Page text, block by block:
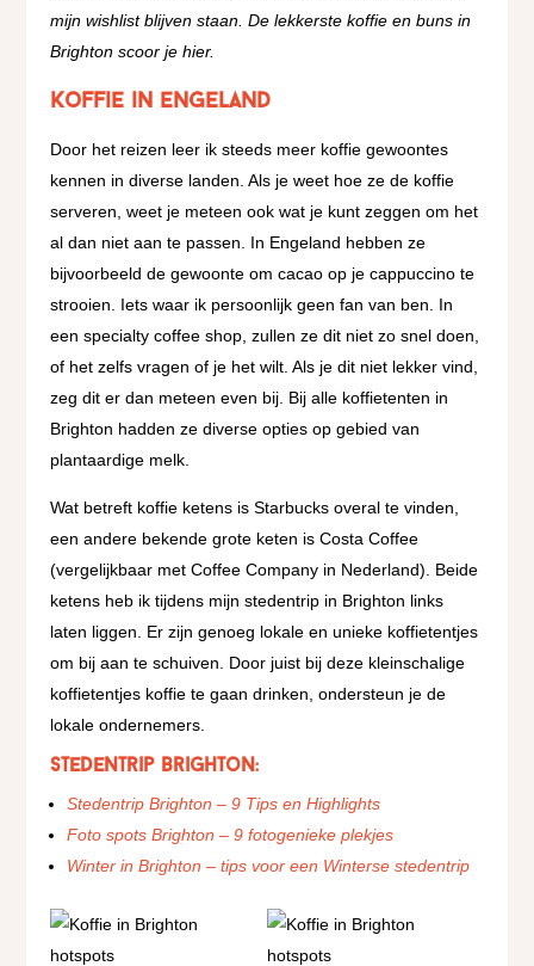
mijn wishlist blijven staan. De lekkerste koffie en buns in
Brighton scoor je hier.
Koffie in Engeland
Door het reizen leer ik steeds meer koffie gewoontes
kennen in diverse landen. Als je weet hoe ze de koffie
serveren, weet je meteen ook wat je kunt zeggen om het
al dan niet aan te passen. In Engeland hebben ze
bijvoorbeeld de gewoonte om cacao op je cappuccino te
strooien. Iets waar ik persoonlijk geen fan van ben. In
een specialty coffee shop, zullen ze dit niet zo snel doen,
of het zelfs vragen of je het wilt. Als je dit niet lekker vind,
zeg dit er dan meteen even bij. Bij alle koffietenten in
Brighton hadden ze diverse opties op gebied van
plantaardige melk.
Wat betreft koffie ketens is Starbucks overal te vinden,
een andere bekende grote keten is Costa Coffee
(vergelijkbaar met Coffee Company in Nederland). Beide
ketens heb ik tijdens mijn stedentrip in Brighton links
laten liggen. Er zijn genoeg lokale en unieke koffietentjes
om bij aan te schuiven. Door juist bij deze kleinschalige
koffietentjes koffie te gaan drinken, ondersteun je de
lokale ondernemers.
Stedentrip Brighton:
Stedentrip Brighton – 9 Tips en Highlights
Foto spots Brighton – 9 fotogenieke plekjes
Winter in Brighton – tips voor een Winterse stedentrip